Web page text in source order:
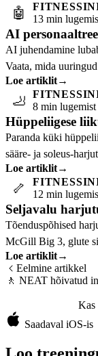
🤖
13 min
AI
AI juhendamine
Vaata, mida
Loe artiklit→
🦶
8 min lugemist
Hüppeliigese
Paranda küki
sääre- ja soleus-
Loe artiklit→
🦴
12 min
Seljavalu
Tõenduspõhised
McGill Big 3, glute
uuringud.
Loe artiklit→
Eelmine artikkel
🚶 NEAT hõivatud
Kas
Saadaval iOS-is